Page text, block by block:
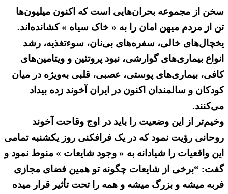
سخن از مجموعه بحران‌هایی است که اکنون میلیون‌ها
تن از مردم میهن امان را به « خاک سیاه » کشانده‌اند.
یخچال‌های خالی، سفره‌های بی‌نان، سوءتغذیه، رشد
انواع بیماری‌های گوارشی، نبود پروتئین و ویتامین‌های
کافی، بیماری‌های پوستی، عصبی، قلبی به‌ویژه در میان
کودکان و سالمندان اکنون در ایران آخوند زده بیداد
می‌کنند.
وخیم‌تر از این وضعیت را باید در اوج وقاحت آخوند
روحانی رؤیت نمود که در یک فرافکنی روز یکشنبه تمامی
این واقعیات را شیادانه به « وجود شایعات » منوط نمود و
گفت: “برخی از شایعات چگونه تو همین فضای مجازی
فربه میشه و بزرگ میشه و همه را تحت تأثیر قرار میده